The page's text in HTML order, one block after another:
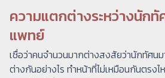
ความแตกต่างระหว่างนัก
แพทย์
เชื่อว่าคนจำนวนมากต่างสงสัยว่านักทัศน
ต่างกันอย่างไร ทำหน้าที่ไม่เหมือนกันตรง